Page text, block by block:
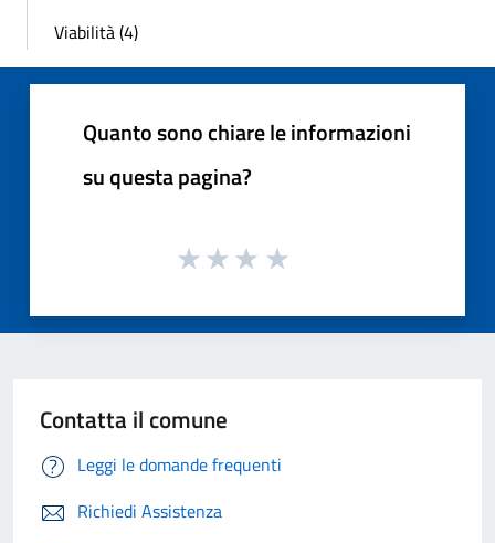
Viabilità (4)
Quanto sono chiare le informazioni
su questa pagina?
Contatta il comune
Leggi le domande frequenti
Richiedi Assistenza